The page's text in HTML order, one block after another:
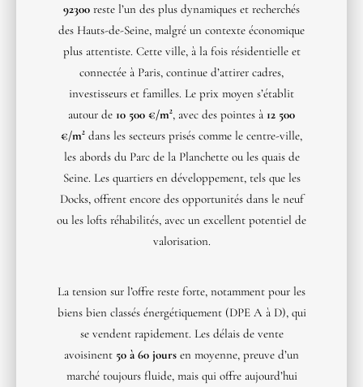
92300 reste l’un des plus dynamiques et recherchés
des Hauts-de-Seine, malgré un contexte économique
plus attentiste. Cette ville, à la fois résidentielle et
connectée à Paris, continue d’attirer cadres,
investisseurs et familles. Le prix moyen s’établit
autour de 10 500 €/m² , avec des pointes à 12 500
€/m² dans les secteurs prisés comme le centre-ville,
les abords du Parc de la Planchette ou les quais de
Seine. Les quartiers en développement, tels que les
Docks, offrent encore des opportunités dans le neuf
ou les lofts réhabilités, avec un excellent potentiel de
valorisation.
La tension sur l’offre reste forte, notamment pour les
biens bien classés énergétiquement (DPE A à D), qui
se vendent rapidement. Les délais de vente
avoisinent 50 à 60 jours en moyenne, preuve d’un
marché toujours fluide, mais qui offre aujourd’hui